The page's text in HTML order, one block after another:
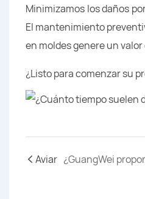
Minimizamos los daños
El mantenimiento
en moldes genere un
¿Listo para comenzar su
Aviar